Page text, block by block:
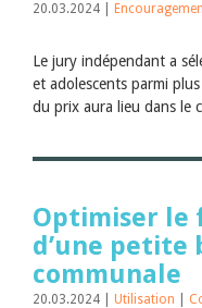
20.03.2024 |
Le jury indépendant a
et adolescents parmi
du prix aura lieu dans le
Optimiser le
d’une
communale
20.03.2024 | Utilisation